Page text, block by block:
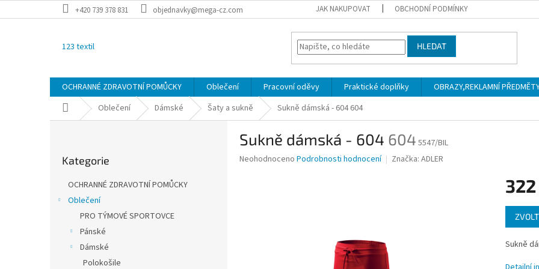
na
+420 739 378 831 objednavky@mega-cz.com JAK NAKUPOVAT OBCHODNÍ PODMÍNKY
123 textil HLEDAT
OCHRANNÉ ZDRAVOTNÍ POMŮCKY Oblečení Pracovní oděvy Praktické doplňky OBRAZY,REKLAMNÍ
Domů Oblečení Dámské Šaty a sukně Sukně dámská - 604604
kategorie
Kategorie
OCHRANNÉ ZDRAVOTNÍ POMŮCKY
Oblečení
PRO TÝMOVÉ SPORTOVCE
Pánské
Dámské
Polokošile
Sukně dámská - 604 604 5547/BIL
Průměrné
Neohodnoceno Podrobnosti hodnocení Značka: ADLER
322
Měrná
cena:
Sukně